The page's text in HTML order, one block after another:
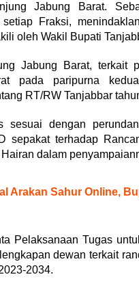
Jabung Barat.
Fraksi,
oleh Wakil Bupati
Jabung Barat, terkait
pada paripurna
RT/RW Tanjabbar
sesuai dengan
sepakat terhadap
dalam
Arakan Sahur Online,
Pelaksanaan Tugas
dewan terkait
2034.